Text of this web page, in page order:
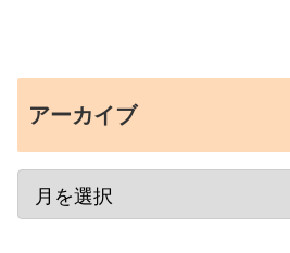
アーカイブ